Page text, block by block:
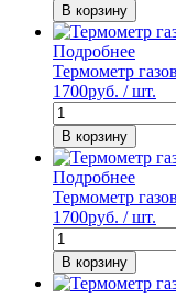
В корзину
Подробнее
Термометр
1700руб. / шт.
В корзину
Подробнее
Термометр
1700руб. / шт.
В корзину